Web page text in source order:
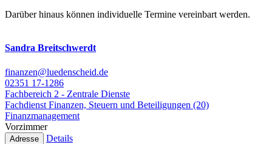
Darüber hinaus können individuelle Termine vereinbart werden.
Sandra Breitschwerdt
finanzen@luedenscheid.de
02351 17-1286
Fachbereich 2 - Zentrale Dienste
Fachdienst Finanzen, Steuern und Beteiligungen (20)
Finanzmanagement
Vorzimmer
Adresse Details